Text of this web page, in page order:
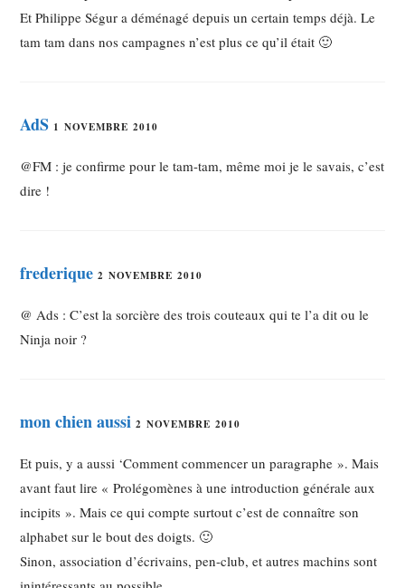
Et Philippe Ségur a déménagé depuis un certain temps déjà. Le
tam tam dans nos campagnes n’est plus ce qu’il était 🙂
AdS 1 NOVEMBRE 2010
@FM : je confirme pour le tam-tam, même moi je le savais, c’est
dire !
frederique 2 NOVEMBRE 2010
@ Ads : C’est la sorcière des trois couteaux qui te l’a dit ou le
Ninja noir ?
mon chien aussi 2 NOVEMBRE 2010
Et puis, y a aussi ‘Comment commencer un paragraphe ». Mais
avant faut lire « Prolégomènes à une introduction générale aux
incipits ». Mais ce qui compte surtout c’est de connaître son
alphabet sur le bout des doigts. 🙂
Sinon, association d’écrivains, pen-club, et autres machins sont